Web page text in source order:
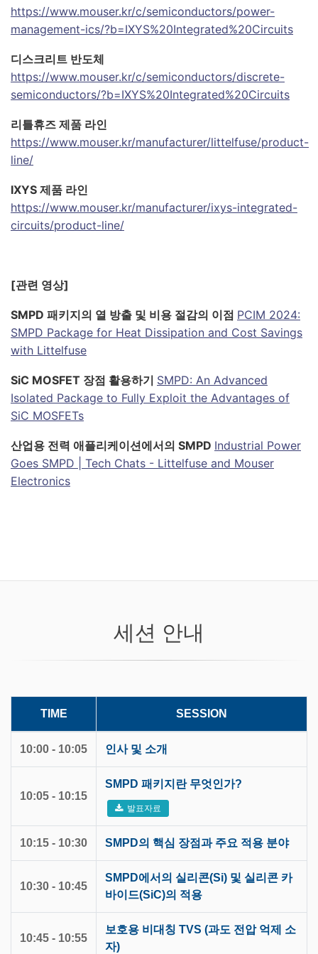
https://www.mouser.kr/c/semiconductors/power-
management-ics/?b=IXYS%20Integrated%20Circuits
디스크리트 반도체
https://www.mouser.kr/c/semiconductors/discrete-
semiconductors/?b=IXYS%20Integrated%20Circuits
리틀휴즈 제품 라인
https://www.mouser.kr/manufacturer/littelfuse/product-
line/
IXYS 제품 라인
https://www.mouser.kr/manufacturer/ixys-integrated-
circuits/product-line/
[관련 영상]
SMPD 패키지의 열 방출 및 비용 절감의 이점 PCIM 2024:
SMPD Package for Heat Dissipation and Cost Savings
with Littelfuse
SiC MOSFET 장점 활용하기 SMPD: An Advanced
Isolated Package to Fully Exploit the Advantages of
SiC MOSFETs
산업용 전력 애플리케이션에서의 SMPD Industrial Power
Goes SMPD | Tech Chats - Littelfuse and Mouser
Electronics
세션 안내
TIME SESSION
10:00 - 10:05 인사 및 소개
10:05 - 10:15
SMPD 패키지란 무엇인가?
발표자료
10:15 - 10:30 SMPD의 핵심 장점과 주요 적용 분야
10:30 - 10:45
SMPD에서의 실리콘(Si) 및 실리콘 카
바이드(SiC)의 적용
10:45 - 10:55
보호용 비대칭 TVS (과도 전압 억제 소
자)